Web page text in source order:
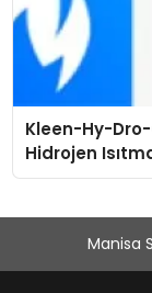
Kleen-Hy-Dro-
Hidrojen
Düzenleyici
Manisa